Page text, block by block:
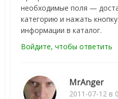
необходимые поля —
категорию и нажать
информации в каталог.
Войдите, чтобы ответить
MrAnger
2011-07-12 в